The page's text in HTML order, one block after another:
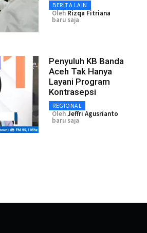
BERITA LAIN
Oleh Rizqa Fitriana
baru saja
Penyuluh KB Banda
Aceh Tak Hanya
Layani Program
Kontrasepsi
REGIONAL
OlehJeffri Agusrianto
baru saja